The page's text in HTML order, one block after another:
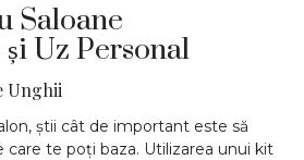
Saloane
Uz Personal
Unghii
știi cât de important este să
care te poți baza. Utilizarea unui kit